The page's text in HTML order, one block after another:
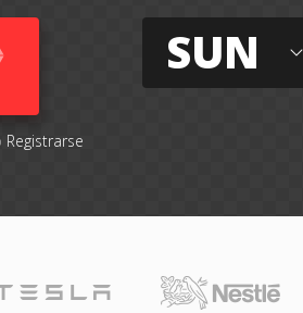
Registrarse
SUN